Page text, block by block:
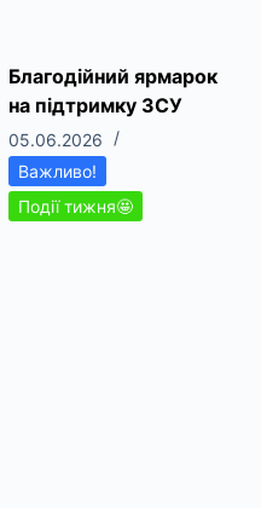
Благодійний ярмарок
на підтримку ЗСУ
05.06.2026
Важливо!
Події тижня🤩